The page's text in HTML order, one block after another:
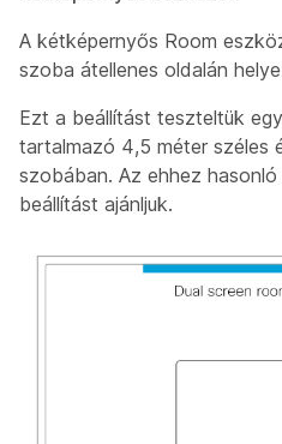
A kétképernyős Room
szoba átellenes oldalán
Ezt a beállítást teszteltük
tartalmazó 4,5 méter széles
szobában. Az ehhez
beállítást ajánljuk.